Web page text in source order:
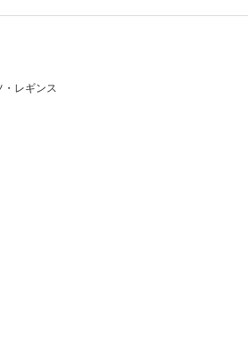
・レギンス